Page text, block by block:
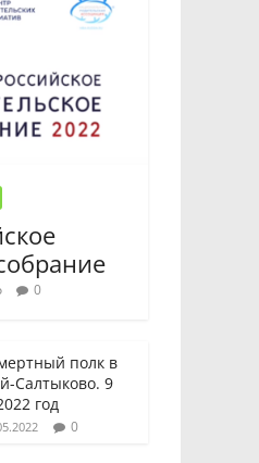
0
полк в
Салтыково. 9
год
0